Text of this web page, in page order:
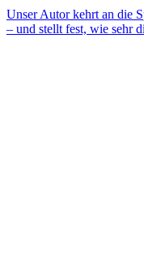
Unser Autor kehrt an die
– und stellt fest, wie sehr